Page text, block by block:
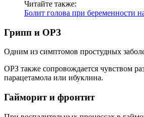
Читайте также:
Болит голова при беременности
Грипп и ОРЗ
Одним из симптомов простудных
ОРЗ также сопровождается чувством
парацетамола или ибуклина.
Гайморит и фронтит